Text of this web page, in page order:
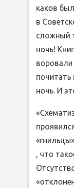
каков
в
сложный
ночь!
воровали
ночь. И
, что